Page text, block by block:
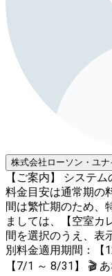
株式会社ローソン・ユ
【ご案内】 システ
料金目安は通常期の
間は繁忙期のため、
ましては、【空室カ
間を選択のうえ、
別料金適用期間：【
【7/1 ～ 8/31】 🎬 あなたのイベントを特別なものに 🎭 映